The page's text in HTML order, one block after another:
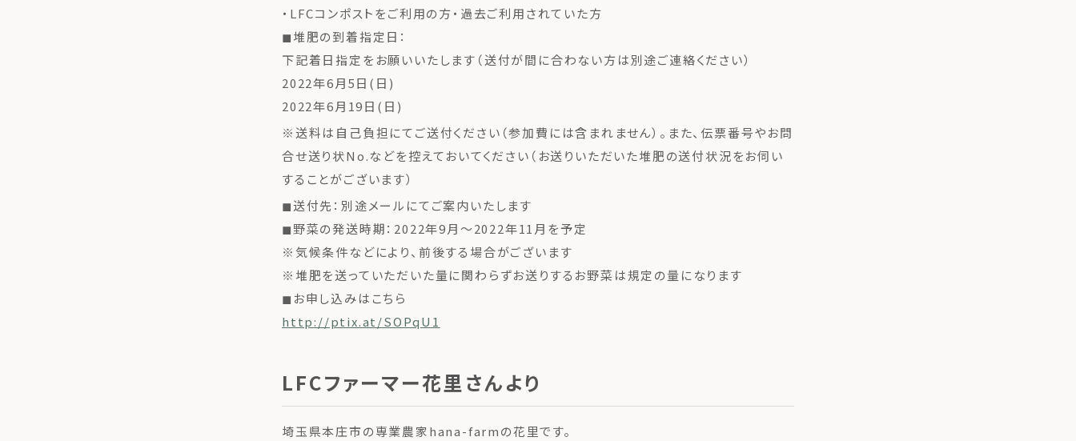
・LFCコンポストをご利用の方・過去ご利用されていた方
◼︎堆肥の到着指定日：
下記着日指定をお願いいたします（送付が間に合わない方は別途ご連絡ください）
2022年6月5日(日)
2022年6月19日(日)
※送料は自己負担にてご送付ください（参加費には含まれません）。また、伝票番号やお問
合せ送り状No.などを控えておいてください（お送りいただいた堆肥の送付状況をお伺い
することがございます）
◼︎送付先：別途メールにてご案内いたします
◼︎野菜の発送時期：2022年9月〜2022年11月を予定
※気候条件などにより、前後する場合がございます
※堆肥を送っていただいた量に関わらずお送りするお野菜は規定の量になります
◼︎お申し込みはこちら
http://ptix.at/SOPqU1
LFCファーマー花里さんより
埼玉県本庄市の専業農家hana-farmの花里です。